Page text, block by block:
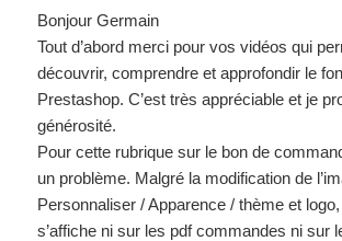
Bonjour Germain
Tout d’abord merci pour vos vidéos qui
découvrir, comprendre et approfondir le
Prestashop. C’est très appréciable et je
générosité.
Pour cette rubrique sur le bon de
un problème. Malgré la modification de
Personnaliser / Apparence / thème et
s’affiche ni sur les pdf commandes ni sur